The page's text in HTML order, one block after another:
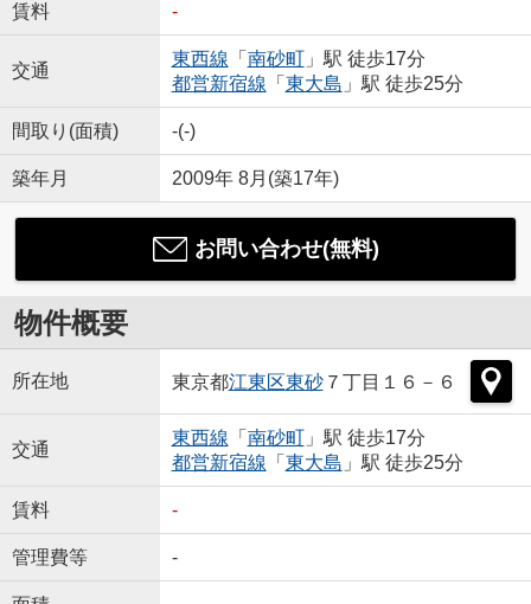
賃料 -
交通
東西線 「 南砂町」駅 徒歩17分
都営新宿線 「 東大島 」駅 徒歩25分
間取り(面積) -(-)
築年月 2009年 8月(築17年)
お問い合わせ(無料)
物件概要
所在地 東京都江東区東砂７丁目１６－６
交通
東西線 「 南砂町」駅 徒歩17分
都営新宿線 「 東大島 」駅 徒歩25分
賃料 -
管理費等 -